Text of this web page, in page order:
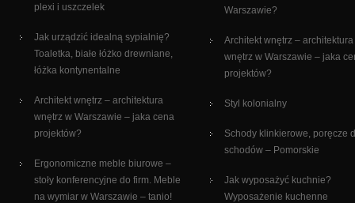
plexi i uszczelek
Jak urządzić idealną sypialnię?
Toaletka, białe łóżko drewniane,
łóżka kontynentalne
Architekt wnętrz – architektura
wnętrz w Warszawie – jaka cena
projektów?
Ergonomiczne meble biurowe –
stoły konferencyjne do firm. Meble
na wymiar w Warszawie – tanio!
Warszawie?
Architekt wnętrz – architektura
wnętrz w Warszawie – jaka
projektów?
Styl kolonialny
Schody klinkierowe, poręcze
schodów – Pomorskie
Jak wyposażyć kuchnie?
Wyposażenie kuchenne